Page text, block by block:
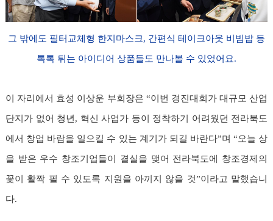
그 밖에도 필터교체형 한지마스크, 간편식 테이크아웃 비빔밥 등
톡톡 튀는 아이디어 상품들도 만나볼 수 있었어요.
이 자리에서 효성 이상운 부회장은 “이번 경진대회가 대규모 산업
단지가 없어 청년, 혁신 사업가 등이 정착하기 어려웠던 전라북도
에서 창업 바람을 일으킬 수 있는 계기가 되길 바란다”며 “오늘 상
을 받은 우수 창조기업들이 결실을 맺어 전라북도에 창조경제의
꽃이 활짝 필 수 있도록 지원을 아끼지 않을 것”이라고 말했습니
다.